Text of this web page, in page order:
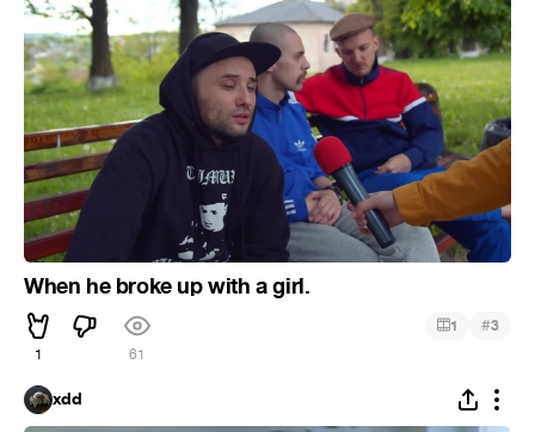
When he broke up with a girl.
1 61
1 #3
xdd